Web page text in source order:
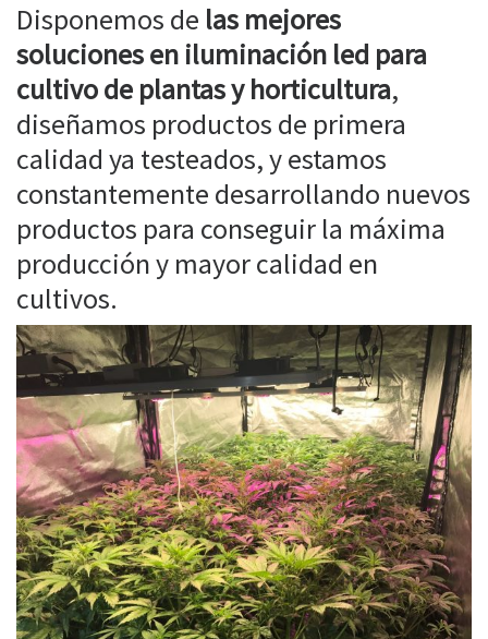
Disponemos de las mejores
soluciones en iluminación led para
cultivo de plantas y horticultura,
diseñamos productos de primera
calidad ya testeados, y estamos
constantemente desarrollando nuevos
productos para conseguir la máxima
producción y mayor calidad en
cultivos.